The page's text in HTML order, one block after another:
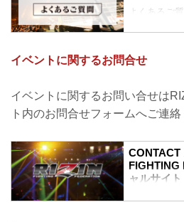
よくあるご
わせの前に
Q.1 より良
どの先行で
A. より良い
なります。
①ファンクラ
CLUB先行
③先行販売（
プレイガイ
④各プレイ
イベントに関するお問合せ
イベントに関するお問い合せは
ト内のお問合せフォームへご連絡
CONTACT
FIGHTING
ャルサイト